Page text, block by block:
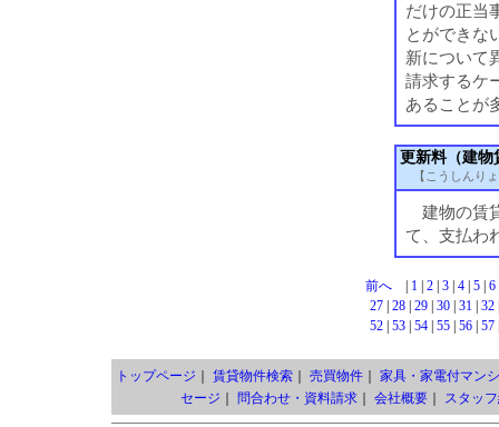
だけの正当
とができな
新について
請求するケ
あることが
更新料（建物
【こうしんり
建物の賃
て、支払わ
前へ 1 2 3 4 5 6
27| 28| 29| 30| 31| 32
52| 53| 54| 55| 56| 57
トップページ 賃貸物件検索｜ 売買物件｜ 家具・家電付マン
セージ
問合わせ・資料請求｜ 会社概要｜ スタッ